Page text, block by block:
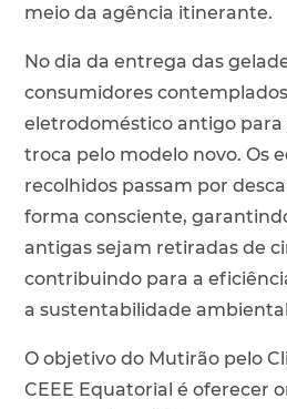
meio da agência itinerante.
No dia da entrega das
consumidores
eletrodoméstico antigo para
troca pelo modelo novo. Os
recolhidos passam por
forma consciente,
antigas sejam retiradas de
contribuindo para a
a sustentabilidade
O objetivo do Mutirão pelo
CEEE Equatorial é oferecer